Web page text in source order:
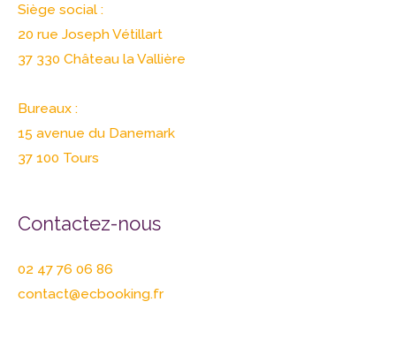
Siège social :
20 rue Joseph Vétillart
37 330 Château la Vallière
Bureaux :
15 avenue du Danemark
37 100 Tours
Contactez-nous
02 47 76 06 86
contact@ecbooking.fr